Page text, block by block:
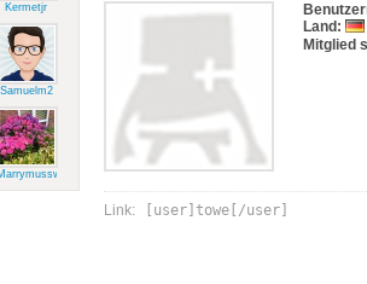
Kermetjr
Samuelm2
Land:
Mitglied
Link: [user]towe[/user]